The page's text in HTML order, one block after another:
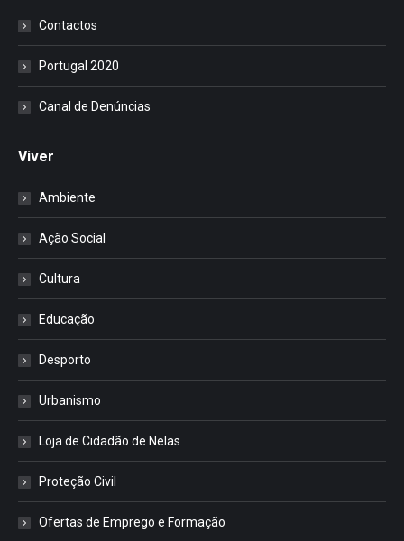
Contactos
Portugal 2020
Canal de Denúncias
Viver
Ambiente
Ação Social
Cultura
Educação
Desporto
Urbanismo
Loja de Cidadão de Nelas
Proteção Civil
Ofertas de Emprego e Formação